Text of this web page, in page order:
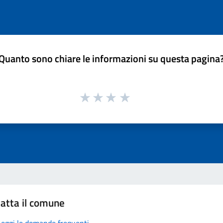
sono chiare le informazioni su questa
il comune